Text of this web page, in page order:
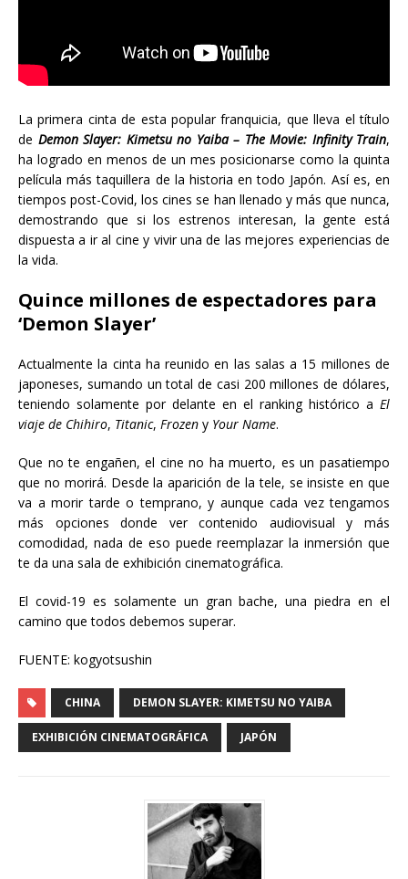
La primera cinta de esta popular franquicia, que lleva el título
de Demon Slayer: Kimetsu no Yaiba – The Movie: Infinity Train,
ha logrado en menos de un mes posicionarse como la quinta
película más taquillera de la historia en todo Japón. Así es, en
tiempos post-Covid, los cines se han llenado y más que nunca,
demostrando que si los estrenos interesan, la gente está
dispuesta a ir al cine y vivir una de las mejores experiencias de
la vida.
Quince millones de espectadores para
‘Demon Slayer’
Actualmente la cinta ha reunido en las salas a 15 millones de
japoneses, sumando un total de casi 200 millones de dólares,
teniendo solamente por delante en el ranking histórico a El
viaje de Chihiro, Titanic, Frozen y Your Name.
Que no te engañen, el cine no ha muerto, es un pasatiempo
que no morirá. Desde la aparición de la tele, se insiste en que
va a morir tarde o temprano, y aunque cada vez tengamos
más opciones donde ver contenido audiovisual y más
comodidad, nada de eso puede reemplazar la inmersión que
te da una sala de exhibición cinematográfica.
El covid-19 es solamente un gran bache, una piedra en el
camino que todos debemos superar.
FUENTE: kogyotsushin
CHINA DEMON SLAYER: KIMETSU NO YAIBA
EXHIBICIÓN CINEMATOGRÁFICA JAPÓN